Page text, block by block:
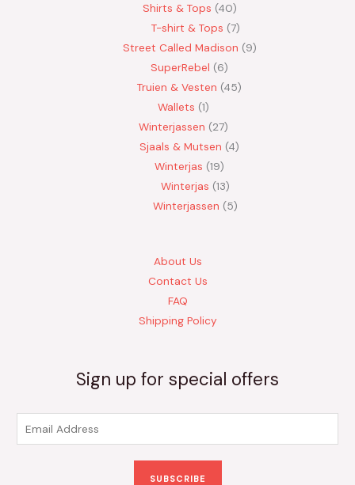
Shirts & Tops 40
T-shirt & Tops 7
Street Called Madison 9
SuperRebel
6
Truien & Vesten 45
Wallets 1
Winterjassen
27
Sjaals & Mutsen 4
Winterjas 19
Winterjas 13
Winterjassen
5
About Us
Contact Us
FAQ
Shipping Policy
Sign up for special offers
m
SUBSCRIBE